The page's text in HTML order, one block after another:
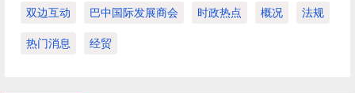
双边互动 巴中国际发展商会 时政热点 概况 法规
热门消息 经贸